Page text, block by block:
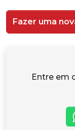
Fazer uma
Entre em